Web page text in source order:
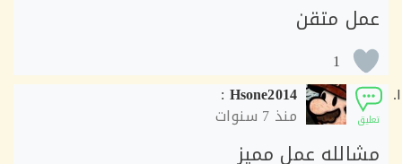
متقن
1
Hsone2014
:
منذ7 سنوات
عمل مميز